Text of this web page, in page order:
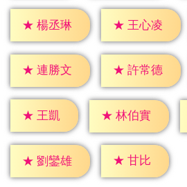
★ 楊丞琳 ★ 王心凌
★ 連勝文 ★ 許常德
★ 王凱 ★ 林伯實
★ 劉鑾雄 ★ 甘比